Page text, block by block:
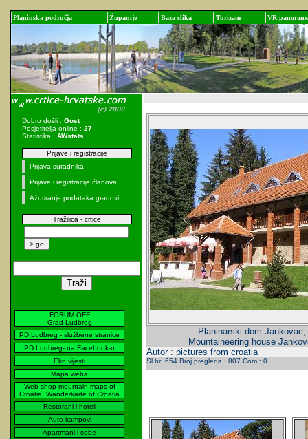
Planinska područja Županije Baza slika Turizam VR panorame
Dobro došli : Gost
Posjetitelja online : 27
Statistika : AWstats
Prijave i registracije
Prijava suradnika
Prijave i registracije članova
Ažuriranje podataka gradovi
Tražilica - crtice
FORUM OFF
Grad Ludbreg
PD Ludbreg - službene stranice
PD Ludbreg- na Facebook-u
Eko vijesti
Mapa weba
Web shop mountain maps of
Croatia, Wanderkarte of Croatia
Restorani i hoteli
Auto kampovi
Apartmani i sobe
Planinarski dom Jankovac,
Mountaineering house
Autor : pictures from croatia
Sl.br: 654 Broj pregleda : 807 Com : 0